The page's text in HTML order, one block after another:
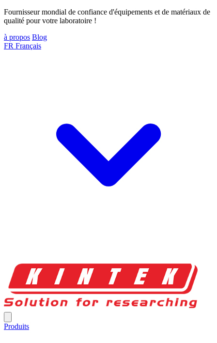
Fournisseur mondial de confiance d'équipements et de matériaux de
qualité pour votre laboratoire !
à propos Blog
FR Français
Produits